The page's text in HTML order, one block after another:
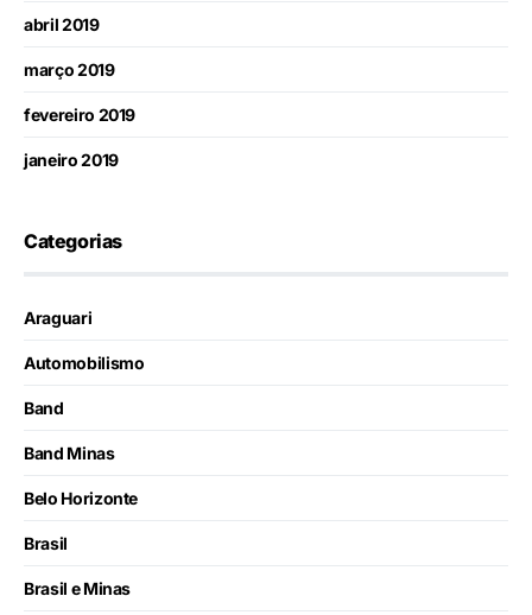
abril 2019
março 2019
fevereiro 2019
janeiro 2019
Categorias
Araguari
Automobilismo
Band
Band Minas
Belo Horizonte
Brasil
Brasil e Minas